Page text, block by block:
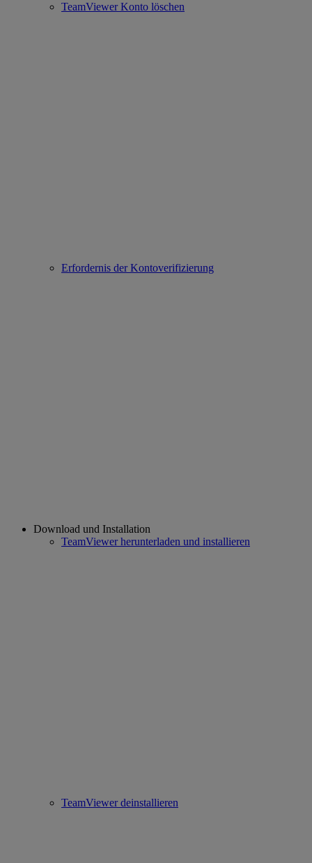
TeamViewer Konto löschen
Erfordernis der Kontoverifizierung
Download und Installation
TeamViewer herunterladen und installieren
TeamViewer deinstallieren